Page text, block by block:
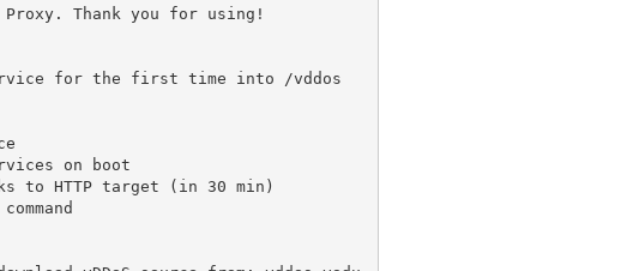
Proxy. Thank you for using!
on boot
to HTTP target ( in 30 min )
command